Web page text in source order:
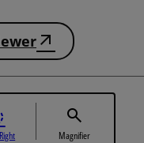
Magnifier